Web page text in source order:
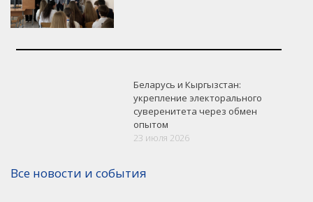
Версия для печати
Беларусь и Кыргызстан:
укрепление электорального
суверенитета через обмен
опытом
23 июля 2026
Все новости и события